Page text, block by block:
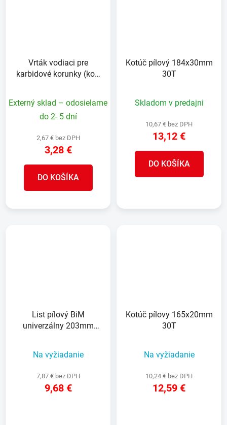
Vrták vodiaci pre
karbidové korunky (kov,
Externý sklad – odosielame
do 2- 5 dní
2,67 € bez DPH
3,28 €
DO KOŠÍKA
Kotúč pílový 184x30mm
30T
Skladom v predajni
10,67 € bez DPH
13,12 €
DO KOŠÍKA
List pílový BiM
univerzálny 203mm
Na vyžiadanie
7,87 € bez DPH
9,68 €
Kotúč pílovy 165x20mm
30T
Na vyžiadanie
10,24 € bez DPH
12,59 €